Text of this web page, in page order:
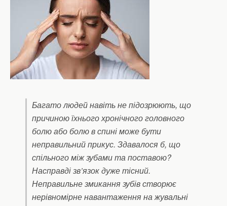
Багато людей навіть не підозрюють, що
причиною їхнього хронічного головного
болю або болю в спині може бути
неправильний прикус. Здавалося б, що
спільного між зубами та поставою?
Насправді зв’язок дуже тісний.
Неправильне змикання зубів створює
нерівномірне навантаження на жувальні